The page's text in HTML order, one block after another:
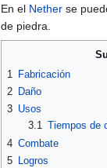
En el Nether se
de piedra.
1
Fabricación
2 Daño
3 Usos
3.1 Tiempos de
4 Combate
5
Logros